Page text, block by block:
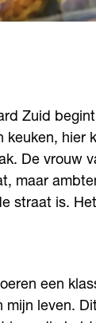
Zuid
keuken, hier
De vrouw
maar
straat is.
een
mijn leven.